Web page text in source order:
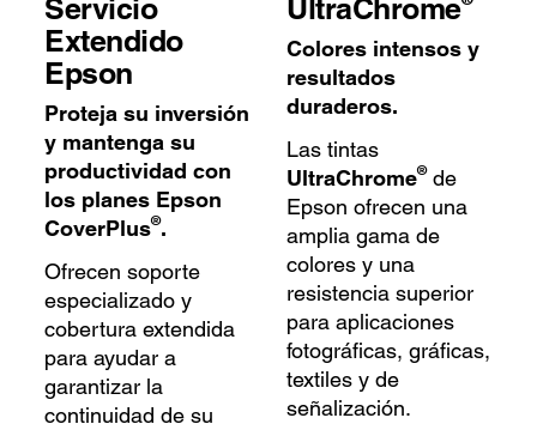
Servicio
Extendido
Epson
Proteja su inversión
y mantenga su
productividad con
los planes Epson
CoverPlus®.
Ofrecen soporte
especializado y
cobertura extendida
para ayudar a
garantizar la
continuidad de su
UltraChrome
Colores intensos y
resultados
duraderos.
Las tintas
UltraChrome®de
Epson ofrecen una
amplia gama de
colores y una
resistencia superior
para aplicaciones
fotográficas, gráficas,
textiles y de
señalización.